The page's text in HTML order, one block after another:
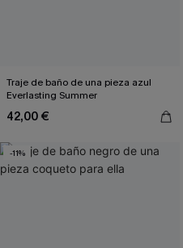
Traje de baño de una pieza azul
Everlasting Summer
42,00 €
-11%